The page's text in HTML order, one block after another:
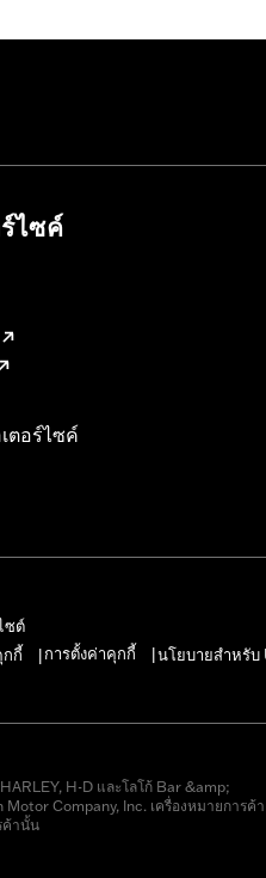
ไซค์​
ตอร์ไซค์
ซต์
กกี้ การตั้งค่าคุกกี้ นโยบายสำหรับ
H-D และโลโก้ Bar &amp;
Company, Inc. เครื่องหมายการค้า
ค้านั้น